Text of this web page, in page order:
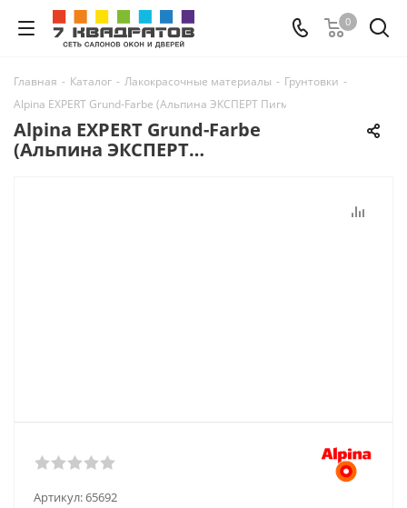
0
Главная - Каталог - Лакокрасочные материалы - Грунтовки -
Alpina EXPERT Grund-Farbe (Альпина ЭКСПЕРТ Пигментированная
Alpina EXPERT Grund-Farbe
(Альпина ЭКСПЕРТ
Артикул:65692